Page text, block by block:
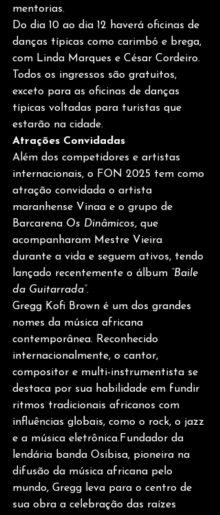
mentorias.
Do dia 10 ao dia 12 haverá oficinas de
danças típicas como carimbó e brega,
com Linda Marques e César Cordeiro.
Todos os ingressos são gratuitos,
exceto para as oficinas de danças
típicas voltadas para turistas que
estarão na cidade.
Atrações Convidadas
Além dos competidores e artistas
internacionais, o FON 2025 tem como
atração convidada o artista
maranhense Vinaa e o grupo de
Barcarena Os Dinâmicos, que
acompanharam Mestre Vieira
durante a vida e seguem ativos, tendo
lançado recentemente o álbum “Baile
da Guitarrada”.
Gregg Kofi Brown é um dos grandes
nomes da música africana
contemporânea. Reconhecido
internacionalmente, o cantor,
compositor e multi-instrumentista se
destaca por sua habilidade em fundir
ritmos tradicionais africanos com
influências globais, como o rock, o jazz
e a música eletrônica.Fundador da
lendária banda Osibisa, pioneira na
difusão da música africana pelo
mundo, Gregg leva para o centro de
sua obra a celebração das raízes